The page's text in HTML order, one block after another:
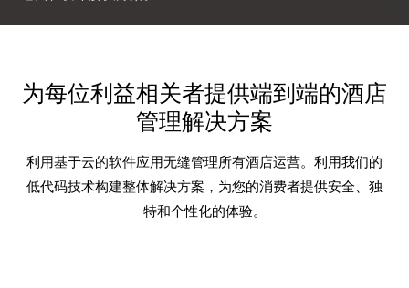
为每位利益相关者提供端到端的酒店
管理解决方案
利用基于云的软件应用无缝管理所有酒店运营。利用我们的
低代码技术构建整体解决方案，为您的消费者提供安全、独
特和个性化的体验。